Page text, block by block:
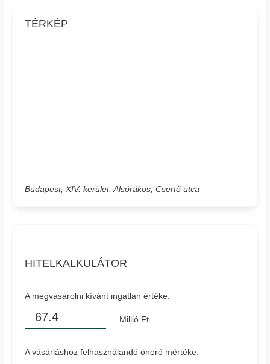
TÉRKÉP
Budapest, XIV. kerület, Alsórákos, Csertő utca
HITELKALKULÁTOR
A megvásárolni kívánt ingatlan értéke:
Millió Ft
A vásárláshoz felhasználandó önerő mértéke: